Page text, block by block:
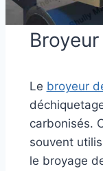
Le broyeur
carbonisés.
souvent
le broyage